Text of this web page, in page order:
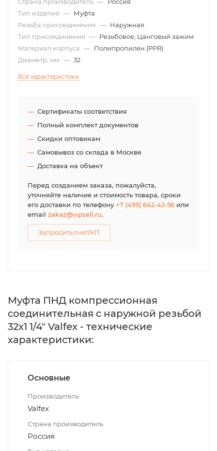
Тип изделия — Муфта
Резьба присоединения — Наружная
Тип присоединения — Резьбовое, Цанговый зажим
Материал корпуса — Полипропилен (PPR)
Диаметр, мм — 32
Все характеристики
Сертификаты соответствия
Полный комплект документов
Скидки оптовикам
Самовывоз со склада в Москве
Доставка на объект
Перед созданием заказа, пожалуйста,
уточняйте наличие и стоимость товара, сроки
его доставки по телефону+7 (495) 642-42-56 или
email zakaz@vipsell.ru.
Запросить счет/КП
Муфта ПНД компрессионная
соединительная c наружной резьбой
32х1 1/4" Valfex - технические
характеристики:
Основные
Производитель
Valfex
Страна производитель
Россия